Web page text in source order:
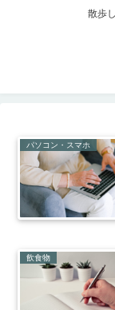
散歩
パソコン・スマホ
飲食物